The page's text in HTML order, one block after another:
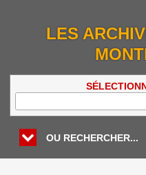
LES
OU RECHERCHER...